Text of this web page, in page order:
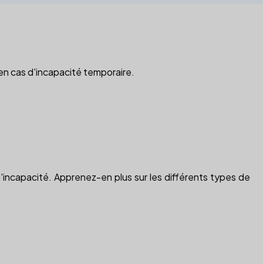
cas d'incapacité temporaire.
Apprenez-en plus sur les différents types de